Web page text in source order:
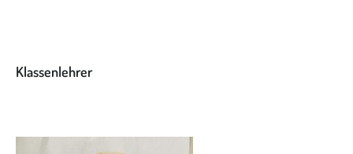
Klassenlehrer